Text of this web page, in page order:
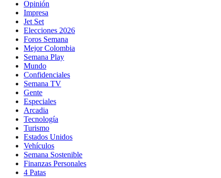
Opinión
Impresa
Jet Set
Elecciones 2026
Foros Semana
Mejor Colombia
Semana Play
Mundo
Confidenciales
Semana TV
Gente
Especiales
Arcadia
Tecnología
Turismo
Estados Unidos
Vehículos
Semana Sostenible
Finanzas Personales
4 Patas